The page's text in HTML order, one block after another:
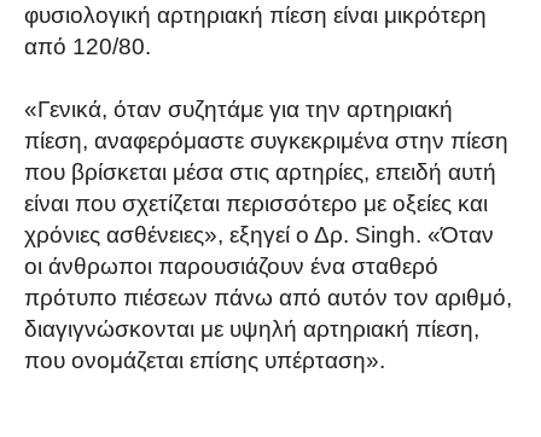
φυσιολογική αρτηριακή πίεση είναι μικρότερη
από 120/80.
«Γενικά, όταν συζητάμε για την αρτηριακή
πίεση, αναφερόμαστε συγκεκριμένα στην πίεση
που βρίσκεται μέσα στις αρτηρίες, επειδή αυτή
είναι που σχετίζεται περισσότερο με οξείες και
χρόνιες ασθένειες», εξηγεί ο Δρ. Singh. «Όταν
οι άνθρωποι παρουσιάζουν ένα σταθερό
πρότυπο πιέσεων πάνω από αυτόν τον αριθμό,
διαγιγνώσκονται με υψηλή αρτηριακή πίεση,
που ονομάζεται επίσης υπέρταση».